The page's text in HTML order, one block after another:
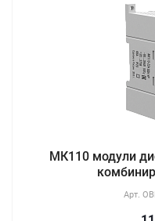
МК110 модули
Арт.